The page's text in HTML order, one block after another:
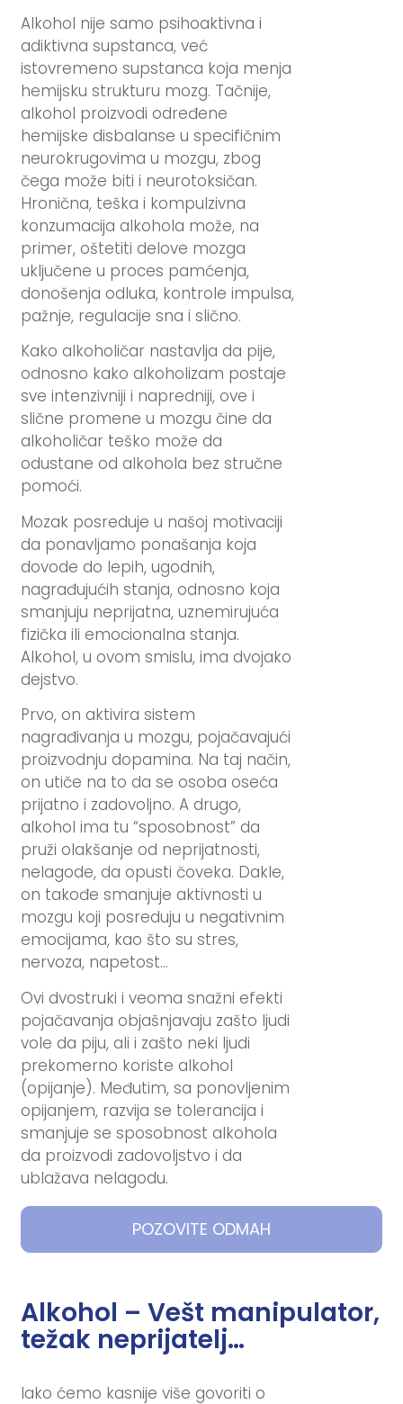
Alkohol nije samo psihoaktivna i
adiktivna supstanca, već
istovremeno supstanca koja menja
hemijsku strukturu mozg. Tačnije,
alkohol proizvodi određene
hemijske disbalanse u specifičnim
neurokrugovima u mozgu, zbog
čega može biti i neurotoksičan.
Hronična, teška i kompulzivna
konzumacija alkohola može, na
primer, oštetiti delove mozga
uključene u proces pamćenja,
donošenja odluka, kontrole impulsa,
pažnje, regulacije sna i slično.
Kako alkoholičar nastavlja da pije,
odnosno kako alkoholizam postaje
sve intenzivniji i napredniji, ove i
slične promene u mozgu čine da
alkoholičar teško može da
odustane od alkohola bez stručne
pomoći.
Mozak posreduje u našoj motivaciji
da ponavljamo ponašanja koja
dovode do lepih, ugodnih,
nagrađujućih stanja, odnosno koja
smanjuju neprijatna, uznemirujuća
fizička ili emocionalna stanja.
Alkohol, u ovom smislu, ima dvojako
dejstvo.
Prvo, on aktivira sistem
nagrađivanja u mozgu, pojačavajući
proizvodnju dopamina. Na taj način,
on utiče na to da se osoba oseća
prijatno i zadovoljno. A drugo,
alkohol ima tu “sposobnost” da
pruži olakšanje od neprijatnosti,
nelagode, da opusti čoveka. Dakle,
on takođe smanjuje aktivnosti u
mozgu koji posreduju u negativnim
emocijama, kao što su stres,
nervoza, napetost…
Ovi dvostruki i veoma snažni efekti
pojačavanja objašnjavaju zašto ljudi
vole da piju, ali i zašto neki ljudi
prekomerno koriste alkohol
(opijanje). Međutim, sa ponovljenim
opijanjem, razvija se tolerancija i
smanjuje se sposobnost alkohola
da proizvodi zadovoljstvo i da
ublažava nelagodu.
POZOVITE ODMAH
Alkohol – Vešt manipulator,
težak neprijatelj…
Iako ćemo kasnije više govoriti o